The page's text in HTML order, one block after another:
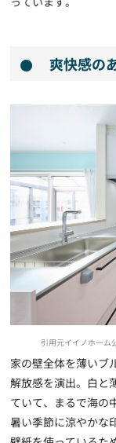
爽快感の
引用元イイノホー
家の壁全体を薄いブ
解放感を演出。白と
ていて、まるで海の
暑い季節に涼やかな